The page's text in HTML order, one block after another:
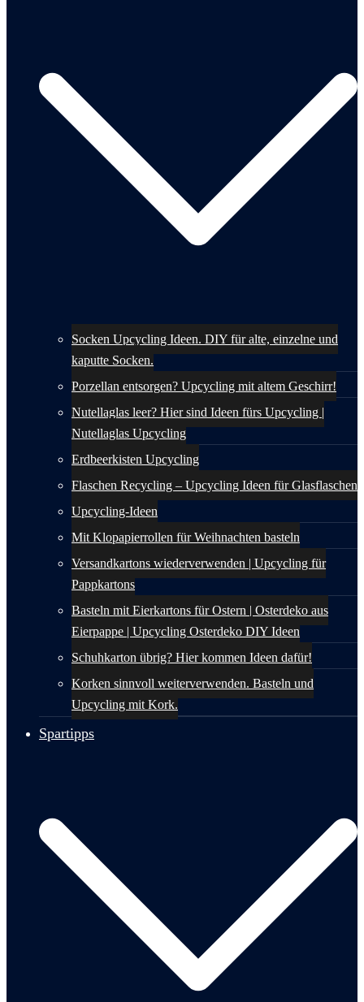
Socken Upcycling Ideen. DIY für alte, einzelne und
kaputte Socken.
Porzellan entsorgen? Upcycling mit altem Geschirr!
Nutellaglas leer? Hier sind Ideen fürs Upcycling |
Nutellaglas Upcycling
Erdbeerkisten Upcycling
Flaschen Recycling – Upcycling Ideen für Glasflaschen
Upcycling-Ideen
Mit Klopapierrollen für Weihnachten basteln
Versandkartons wiederverwenden | Upcycling für
Pappkartons
Basteln mit Eierkartons für Ostern | Osterdeko aus
Eierpappe | Upcycling Osterdeko DIY Ideen
Schuhkarton übrig? Hier kommen Ideen dafür!
Korken sinnvoll weiterverwenden. Basteln und
Upcycling mit Kork.
Spartipps